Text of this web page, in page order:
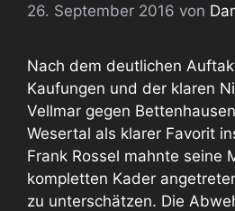
26. September 2016 von
Nach dem deutlichen
Kaufungen und der klaren
Vellmar gegen
Wesertal als klarer Favorit
Frank Rossel mahnte seine
kompletten Kader
zu unterschätzen. Die